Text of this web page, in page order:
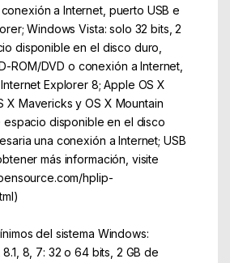
a Internet, puerto USB e
Windows Vista: solo 32 bits, 2
disponible en el disco duro,
ROM/DVD o conexión a Internet,
Explorer 8; Apple OS X
X Mavericks y OS X Mountain
espacio disponible en el disco
una conexión a Internet; USB
más información, visite
hplip-
del sistema Windows:
8, 7: 32 o 64 bits, 2 GB de